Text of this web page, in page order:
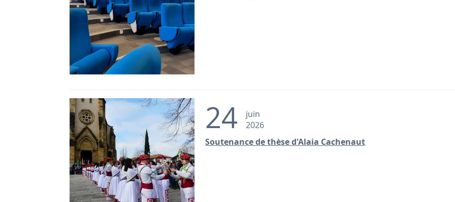
24
juin
2026
Soutenance de thèse d'Alaia Cachenaut